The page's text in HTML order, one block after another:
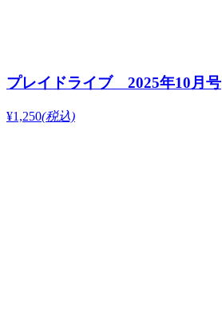
プレイドライブ 2025年10月号
¥1,250(税込)